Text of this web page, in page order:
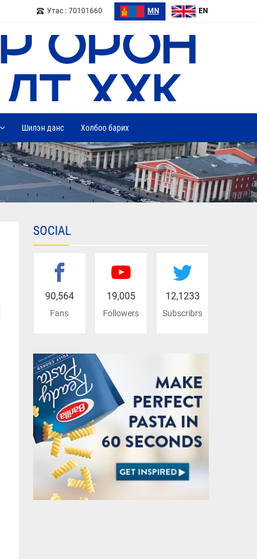
Утас : 70101660 MN EN
Шилэн данс Холбоо барих
SOCIAL
90,564
Fans
19,005
Followers
12,1233
Subscribrs